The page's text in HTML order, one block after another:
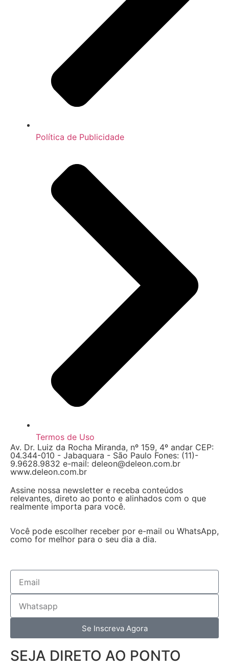
Política de Publicidade
Termos de Uso
Av. Dr. Luiz da Rocha Miranda, nº 159, 4º andar CEP:
04.344-010 - Jabaquara - São Paulo Fones: (11)-
9.9628.9832 e-mail: deleon@deleon.com.br
www.deleon.com.br
Assine nossa newsletter e receba conteúdos
relevantes, direto ao ponto e alinhados com o que
realmente importa para você.
Você pode escolher receber por e-mail ou WhatsApp,
como for melhor para o seu dia a dia.
Se Inscreva Agora
SEJA DIRETO AO PONTO